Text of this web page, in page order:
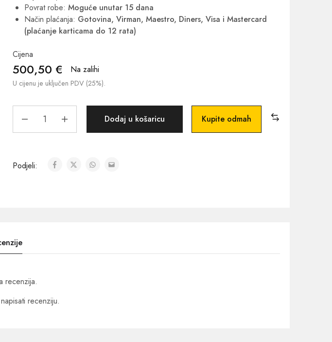
Povrat robe:Moguće unutar 15 dana
Način plaćanja: Gotovina, Virman, Maestro, Diners, Visa i Mastercard
(plaćanje karticama do 12 rata)
Cijena
500,50€ Na zalihi
U cijenu je uključen PDV (25%).
Dodaj u košaricu Kupite odmah
Podjeli:
recenzija.
recenziju.